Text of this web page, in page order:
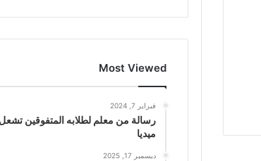
Most Viewed
فبراير 7, 2024
رسالة من معلم لطلابه المتفوقين
ميديا
ديسمبر 17, 2025